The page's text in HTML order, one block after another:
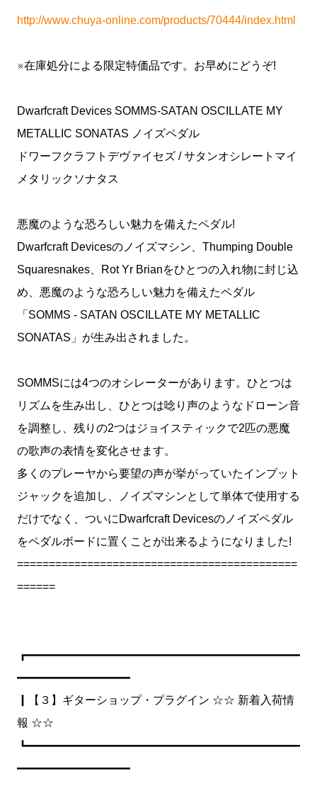
http://www.chuya-online.com/products/70444/index.html
※在庫処分による限定特価品です。お早めにどうぞ!
Dwarfcraft Devices SOMMS-SATAN OSCILLATE MY
METALLIC SONATAS ノイズペダル
ドワーフクラフトデヴァイセズ / サタンオシレートマイ
メタリックソナタス
悪魔のような恐ろしい魅力を備えたペダル!
Dwarfcraft Devicesのノイズマシン、Thumping Double
Squaresnakes、Rot Yr Brianをひとつの入れ物に封じ込
め、悪魔のような恐ろしい魅力を備えたペダル
「SOMMS - SATAN OSCILLATE MY METALLIC
SONATAS」が生み出されました。
SOMMSには4つのオシレーターがあります。ひとつは
リズムを生み出し、ひとつは唸り声のようなドローン音
を調整し、残りの2つはジョイスティックで2匹の悪魔
の歌声の表情を変化させます。
多くのプレーヤから要望の声が挙がっていたインプット
ジャックを追加し、ノイズマシンとして単体で使用する
だけでなく、ついにDwarfcraft Devicesのノイズペダル
をペダルボードに置くことが出来るようになりました!
============================================
======
┏━━━━━━━━━━━━━━━━━━━━━━━━
━━━━━━━━━━
┃【３】ギターショップ・プラグイン ☆☆ 新着入荷情
報 ☆☆
┗━━━━━━━━━━━━━━━━━━━━━━━━
━━━━━━━━━━